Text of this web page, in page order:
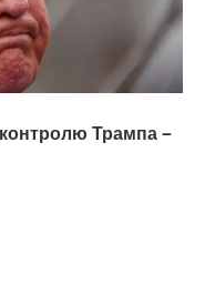
Трампа —